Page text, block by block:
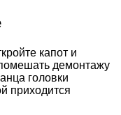
капот и
демонтажу
головки
приходится